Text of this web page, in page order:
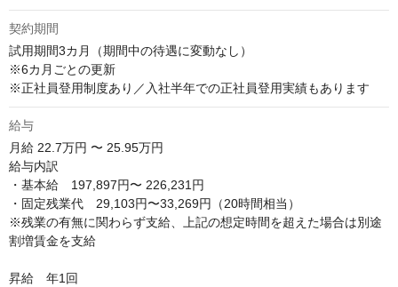
契約期間
試用期間3カ月（期間中の待遇に変動なし）
※6カ月ごとの更新
※正社員登用制度あり／入社半年での正社員登用実績もあります
給与
月給 22.7万円 〜 25.95万円
給与内訳
・基本給　197,897円〜 226,231円
・固定残業代　29,103円〜33,269円（20時間相当）
※残業の有無に関わらず支給、上記の想定時間を超えた場合は別途
割増賃金を支給
昇給　年1回